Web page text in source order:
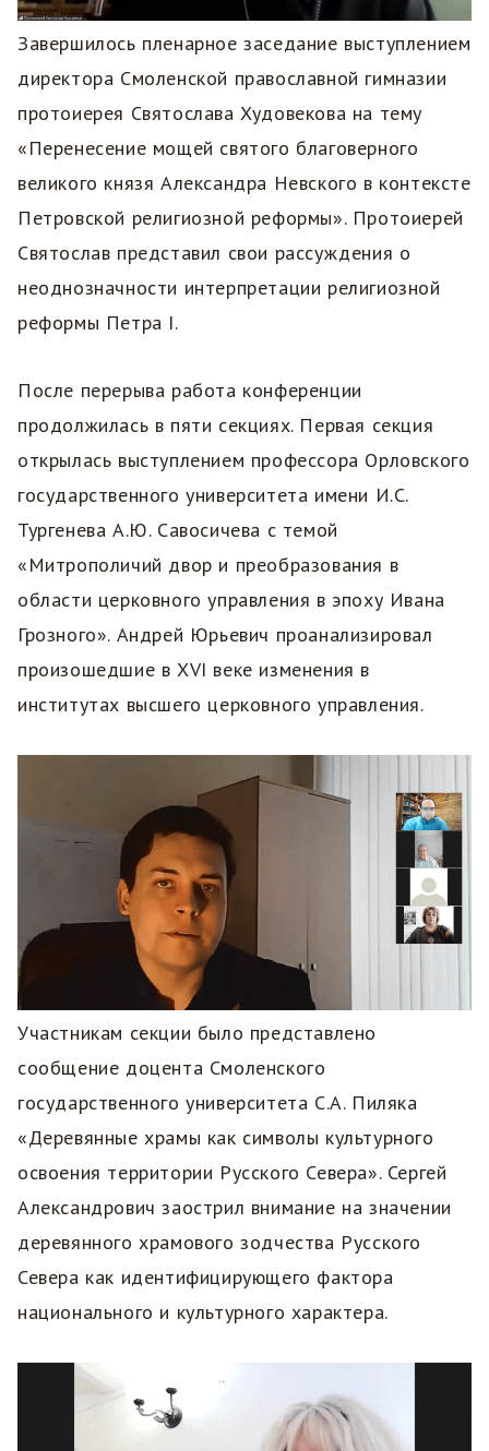
Завершилось пленарное заседание выступлением
директора Смоленской православной гимназии
протоиерея Святослава Худовекова на тему
«Перенесение мощей святого благоверного
великого князя Александра Невского в контексте
Петровской религиозной реформы». Протоиерей
Святослав представил свои рассуждения о
неоднозначности интерпретации религиозной
реформы Петра I.
После перерыва работа конференции
продолжилась в пяти секциях. Первая секция
открылась выступлением профессора Орловского
государственного университета имени И.С.
Тургенева А.Ю. Савосичева с темой
«Митрополичий двор и преобразования в
области церковного управления в эпоху Ивана
Грозного». Андрей Юрьевич проанализировал
произошедшие в XVI веке изменения в
институтах высшего церковного управления.
Участникам секции было представлено
сообщение доцента Смоленского
государственного университета С.А. Пиляка
«Деревянные храмы как символы культурного
освоения территории Русского Севера». Сергей
Александрович заострил внимание на значении
деревянного храмового зодчества Русского
Севера как идентифицирующего фактора
национального и культурного характера.